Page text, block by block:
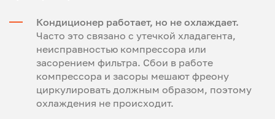
Кондиционер работает, но не охлаждает.
Часто это связано с утечкой хладагента,
неисправностью компрессора или
засорением фильтра. Сбои в работе
компрессора и засоры мешают фреону
циркулировать должным образом, поэтому
охлаждения не происходит.